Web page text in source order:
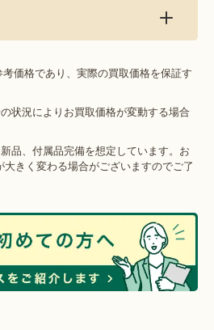
価格であり、実際の買取価格を保証す
状況によりお買取価格が変動する場合
品、付属品完備を想定しています。お
きく変わる場合がございますのでご了